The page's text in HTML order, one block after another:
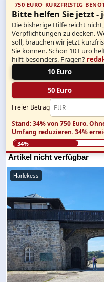
750 EURO KURZFRISTIG
Bitte helfen Sie jetzt -
Die bisherige Hilfe reicht
Verpflichtungen zu decken.
soll, brauchen wir jetzt
Sie können. Schon 10 Euro
hilft besonders. Fragen?
10 Euro
50 Euro
Freier Betrag
Stand: 34% von 750 Euro.
Umfang reduzieren.34%
34%
Artikel nicht verfügbar
Harlekess